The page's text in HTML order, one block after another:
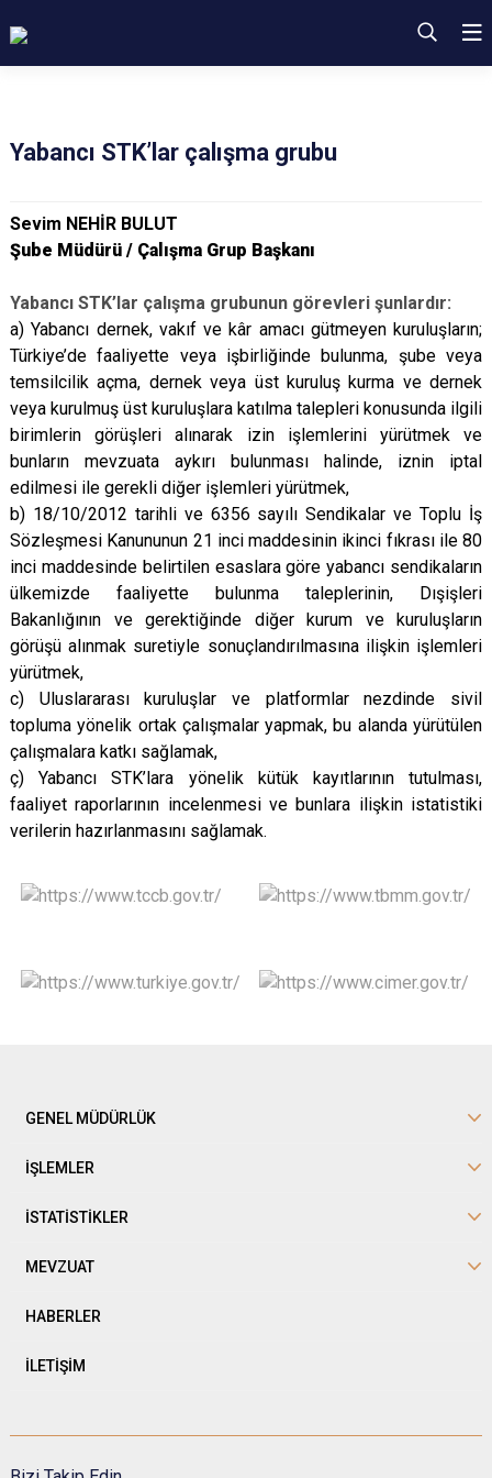
Yabancı STK’lar çalışma grubu
Sevim NEHİR BULUT
Şube Müdürü / Çalışma Grup Başkanı
Yabancı STK’lar çalışma grubunun görevleri şunlardır:
a) Yabancı dernek, vakıf ve kâr amacı gütmeyen kuruluşların;
Türkiye’de faaliyette veya işbirliğinde bulunma, şube veya
temsilcilik açma, dernek veya üst kuruluş kurma ve dernek
veya kurulmuş üst kuruluşlara katılma talepleri konusunda ilgili
birimlerin görüşleri alınarak izin işlemlerini yürütmek ve
bunların mevzuata aykırı bulunması halinde, iznin iptal
edilmesi ile gerekli diğer işlemleri yürütmek,
b) 18/10/2012 tarihli ve 6356 sayılı Sendikalar ve Toplu İş
Sözleşmesi Kanununun 21 inci maddesinin ikinci fıkrası ile 80
inci maddesinde belirtilen esaslara göre yabancı sendikaların
ülkemizde faaliyette bulunma taleplerinin, Dışişleri
Bakanlığının ve gerektiğinde diğer kurum ve kuruluşların
görüşü alınmak suretiyle sonuçlandırılmasına ilişkin işlemleri
yürütmek,
c) Uluslararası kuruluşlar ve platformlar nezdinde sivil
topluma yönelik ortak çalışmalar yapmak, bu alanda yürütülen
çalışmalara katkı sağlamak,
ç) Yabancı STK’lara yönelik kütük kayıtlarının tutulması,
faaliyet raporlarının incelenmesi ve bunlara ilişkin istatistiki
verilerin hazırlanmasını sağlamak.
GENEL MÜDÜRLÜK
İŞLEMLER
İSTATİSTİKLER
MEVZUAT
HABERLER
İLETİŞİM